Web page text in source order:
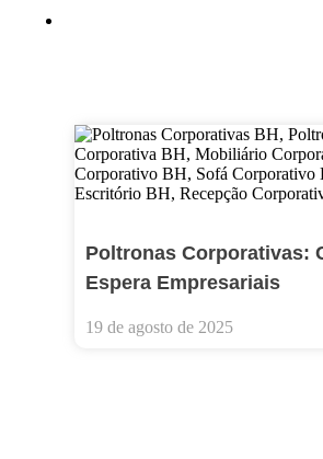
Poltronas Corporativas:
Espera Empresariais
19 de agosto de 2025